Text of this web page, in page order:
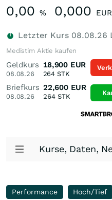
0,00 % 0,000 EUR
Letzter Kurs 08.08.26
Medistim Aktie kaufen
Geldkurs
08.08.26
18,900 EUR
264 STK
Briefkurs
08.08.26
22,600 EUR
264STK
Kurse, Daten,
Performance Hoch/Tief